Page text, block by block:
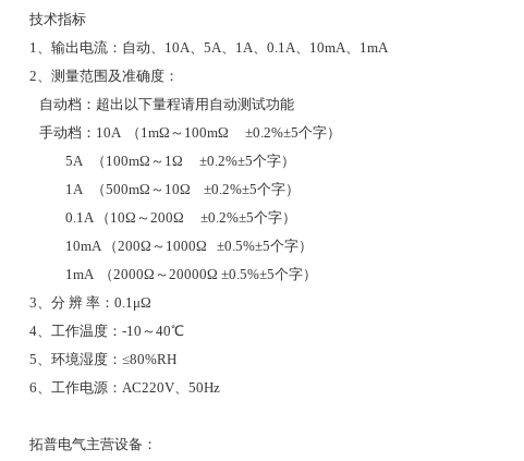
技术指标
1、输出电流：自动、10A、5A、1A、0.1A、10mA、1mA
2、测量范围及准确度：
自动档：超出以下量程请用自动测试功能
手动档：10A （1mΩ～100mΩ ±0.2%±5个字）
5A （100mΩ～1Ω ±0.2%±5个字）
1A （500mΩ～10Ω ±0.2%±5个字）
0.1A （10Ω～200Ω ±0.2%±5个字）
10mA （200Ω～1000Ω ±0.5%±5个字）
1mA （2000Ω～20000Ω ±0.5%±5个字）
3、分 辨 率：0.1μΩ
4、工作温度：-10～40℃
5、环境湿度：≤80%RH
6、工作电源：AC220V、50Hz
拓普电气主营设备：